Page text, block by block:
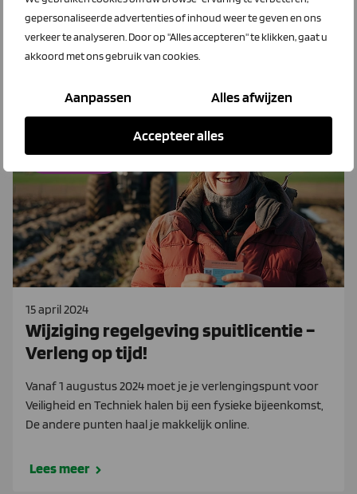
gepersonaliseerde advertenties of inhoud weer te geven en ons
verkeer te analyseren. Door op "Alles accepteren" te klikken, gaat u
akkoord met ons gebruik van cookies.
Aanpassen Alles afwijzen
Accepteer alles
Lees meer
Spuitlicentie.nl
15 april 2024
Wijziging regelgeving spuitlicentie –
Verleng op tijd!
Vanaf 1 augustus 2024 moet je je verlengingspunt voor
Veiligheid en Techniek halen bij een fysieke bijeenkomst,
De andere punten haal je makkelijk online.
Lees meer